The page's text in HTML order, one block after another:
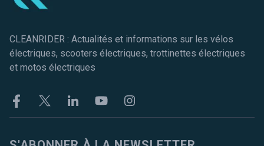
CLEANRIDER : Actualités et informations sur les vélos
électriques, scooters électriques, trottinettes électriques
et motos électriques
FacebookTwitter LinkekinYoutubeInstagram